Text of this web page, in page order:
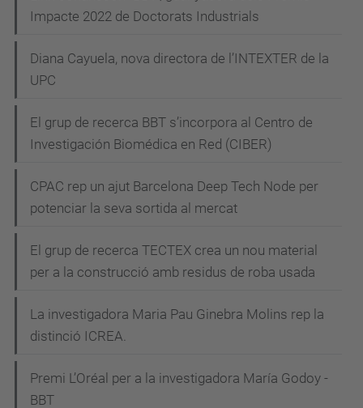
Impacte 2022 de Doctorats Industrials
Diana Cayuela, nova directora de l’INTEXTER de la
UPC
El grup de recerca BBT s’incorpora al Centro de
Investigación Biomédica en Red (CIBER)
CPAC rep un ajut Barcelona Deep Tech Node per
potenciar la seva sortida al mercat
El grup de recerca TECTEX crea un nou material
per a la construcció amb residus de roba usada
La investigadora Maria Pau Ginebra Molins rep la
distinció ICREA.
Premi L’Oréal per a la investigadora María Godoy -
BBT